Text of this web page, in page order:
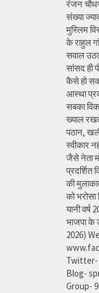
रंजन
संख्या
मुस्लिम
के राहुल
सवाल
सांसद ही
कैसे हो
आस्था
सबका
ख्याल
पठान,
स्वीकार
जैसे नेता
प्रदर्शित
की
को भरोसा
यानी
भाजपा के
2026)
Blog-
Group-